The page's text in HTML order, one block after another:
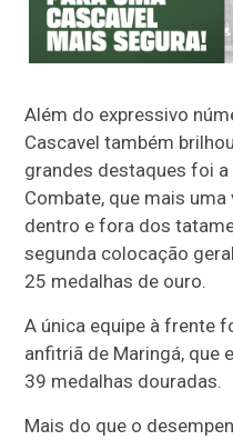
Além do expressivo
Cascavel também
grandes destaques foi
Combate, que mais
dentro e fora dos
segunda colocação
25 medalhas de ouro.
A única equipe à frente
anfitriã de Maringá, que
39 medalhas douradas.
Mais do que o